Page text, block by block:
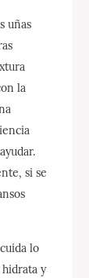
uñas
la
si se
lo
y